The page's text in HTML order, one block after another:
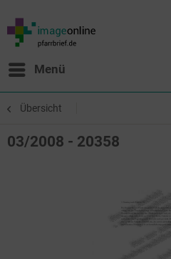
Menü
Übersicht
03/2008 - 20358